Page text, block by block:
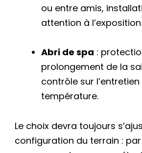
ou entre amis,
attention à
Abri de spa :
prolongement de la
contrôle sur
température.
Le choix devra toujours
configuration du terrain :